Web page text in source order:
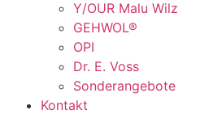
Y/OUR Malu Wilz
GEHWOL®
OPI
Dr. E. Voss
Sonderangebote
Kontakt